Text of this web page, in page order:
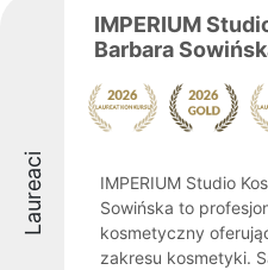
Laureaci
IMPERIUM
Barbara
IMPERIUM Studio
Sowińska to
kosmetyczny
zakresu kosmetyki.